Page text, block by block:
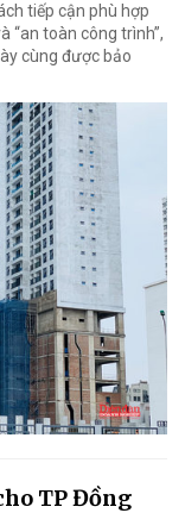
tiếp cận phù hợp
“an toàn công trình”,
cùng được bảo
TP Đồng